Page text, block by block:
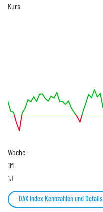
Kurs
Woche
1M
1J
DAX Index Kennzahlen und Details